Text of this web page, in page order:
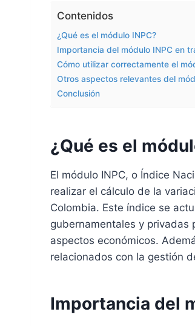
Contenidos
¿Qué es el módulo INPC?
Importancia del módulo INPC en
Cómo utilizar correctamente el
Otros aspectos relevantes del
Conclusión
¿Qué es el
El módulo INPC, o Índice
realizar el cálculo de la
Colombia. Este índice se
gubernamentales y privadas
aspectos económicos.
relacionados con la gestión
Importancia del